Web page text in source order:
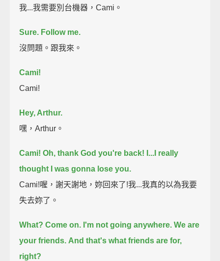
我...我需要別台機器，Cami。
Sure. Follow me.
沒問題。跟我來。
Cami!
Cami!
Hey, Arthur.
嘿，Arthur。
Cami! Oh, thank God you're back! I...I really
thought I was gonna lose you.
Cami!喔，謝天謝地，妳回來了!我...我真的以為我要
失去妳了。
What? Come on. I'm not going anywhere. We are
your friends. And that's what friends are for,
right?